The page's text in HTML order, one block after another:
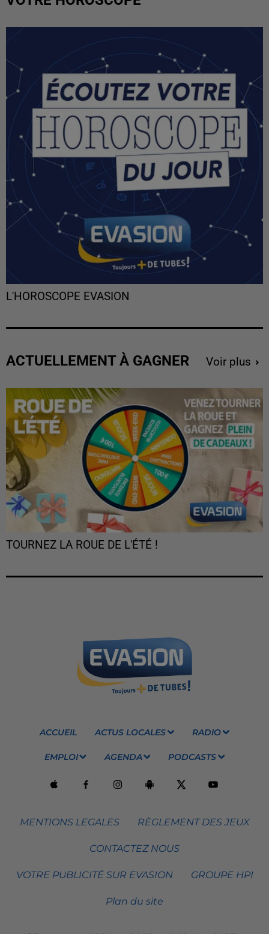
L'HOROSCOPE EVASION
ACTUELLEMENT À GAGNER Voir plus
TOURNEZ LA ROUE DE L'ÉTÉ !
ACCUEIL ACTUS LOCALES RADIO
EMPLOI AGENDA PODCASTS
MENTIONS LEGALES RÈGLEMENT DES JEUX
CONTACTEZ NOUS
VOTRE PUBLICITÉ SUR EVASION GROUPE HPI
Plan du site